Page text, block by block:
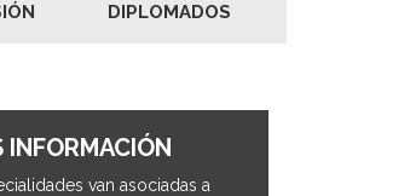
DIPLOMADOS
INFORMACIÓN
van asociadas a